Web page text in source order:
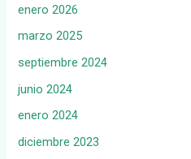
enero 2026
marzo 2025
septiembre 2024
junio 2024
enero 2024
diciembre 2023